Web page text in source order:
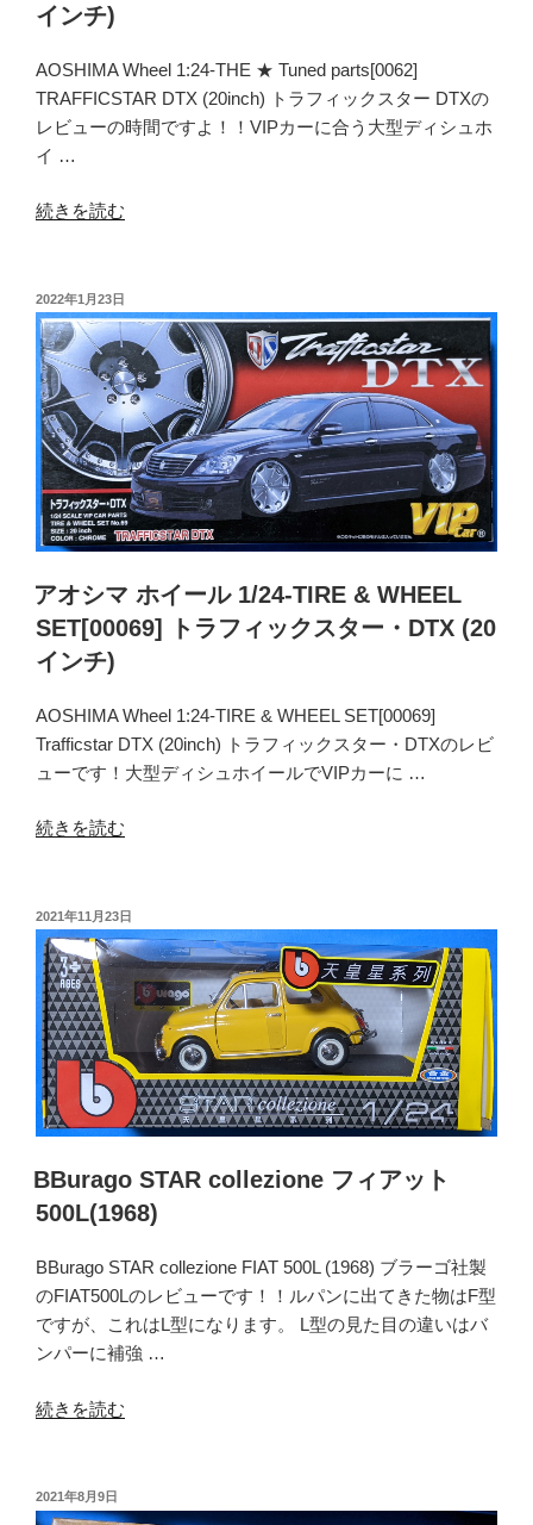
チ)”
ン
加
ち
ん
TYPE-
1
(14
イ
ン
チ)”
の
インチ)
AOSHIMA Wheel 1:24-THE ★ Tuned parts[0062]
TRAFFICSTAR DTX (20inch) トラフィックスター DTXの
レビューの時間ですよ！！VIPカーに合う大型ディシュホ
イ …
“ア
マ
ホ
イ
ー
ル
1/24-
THE★
チ
ュ
ー
ン
ド
パ
ー
[0062]
ト
ラ
ィ
ス
タ
ー
DTX
(20
イ
ン
チ)”
続きを読む
投
稿
日:
2022年1月23日
アオシマ ホイール 1/24-TIRE & WHEEL
SET[00069] トラフィックスター・DTX (20
インチ)
AOSHIMA Wheel 1:24-TIRE & WHEEL SET[00069]
Trafficstar DTX (20inch) トラフィックスター・DTXのレビ
ューです！大型ディシュホイールでVIPカーに …
“ア
マ
ホ
イ
ー
ル
1/24-
TIRE
&
WHEEL
SET[00069]
ラ
タ
イ
続きを読む
投
稿
日:
2021年11月23日
BBurago STAR collezione フィアット
500L(1968)
BBurago STAR collezione FIAT 500L (1968) ブラーゴ社製
のFIAT500Lのレビューです！！ルパンに出てきた物はF型
ですが、これはL型になります。 L型の見た目の違いはバ
ンパーに補強 …
“BBurago
フ
続きを読む
投
稿
2021年8月9日